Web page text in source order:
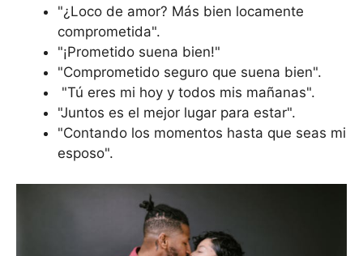
"¿Loco de amor? Más bien locamente
comprometida".
"¡Prometido suena bien!"
"Comprometido seguro que suena bien".
"Tú eres mi hoy y todos mis mañanas".
"Juntos es el mejor lugar para estar".
"Contando los momentos hasta que seas mi
esposo".